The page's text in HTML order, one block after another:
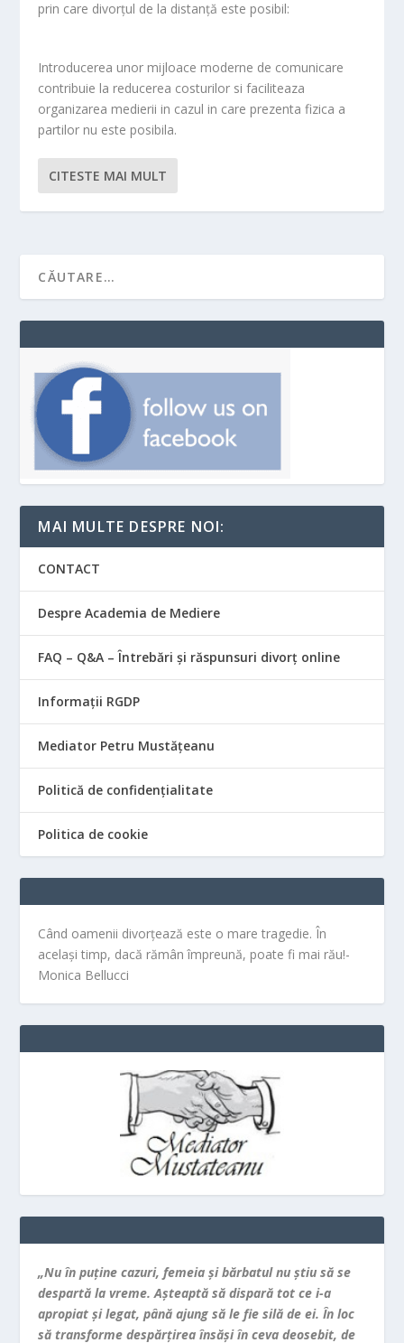
prin care divorțul de la distanță este posibil:
Introducerea unor mijloace moderne de comunicare
contribuie la reducerea costurilor si faciliteaza
organizarea medierii in cazul in care prezenta fizica a
partilor nu este posibila.
CITESTE MAI MULT
MAI MULTE DESPRE NOI:
CONTACT
Despre Academia de Mediere
FAQ – Q&A – Întrebări și răspunsuri divorț online
Informații RGDP
Mediator Petru Mustățeanu
Politică de confidențialitate
Politica de cookie
Când oamenii divorțează este o mare tragedie. În
același timp, dacă rămân împreună, poate fi mai rău!-
Monica Bellucci
„Nu în puţine cazuri, femeia şi bărbatul nu ştiu să se
despartă la vreme. Aşteaptă să dispară tot ce i-a
apropiat şi legat, până ajung să le fie silă de ei. În loc
să transforme despărţirea însăşi în ceva deosebit, de